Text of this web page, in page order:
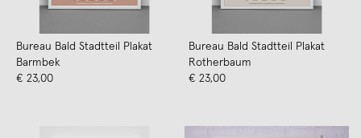
Bureau Bald Stadtteil Plakat
Barmbek
€ 23,00
Bureau Bald Stadtteil Plakat
Rotherbaum
€ 23,00